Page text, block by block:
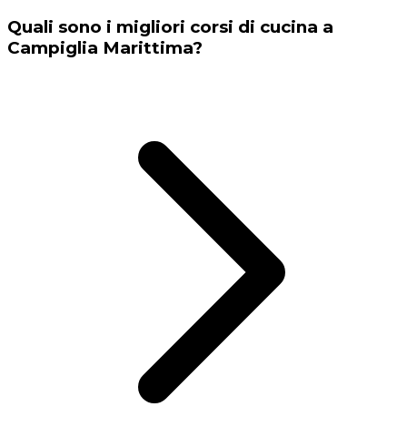
Quali sono i migliori corsi di cucina a
Campiglia Marittima?